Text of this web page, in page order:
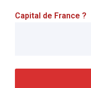
Capital de France ?